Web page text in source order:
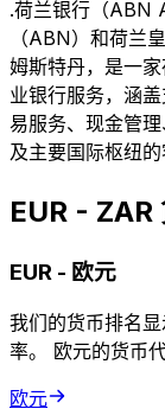
.荷兰银行（ABN
（ABN）和荷兰
姆斯特丹，是一
业银行服务，涵
易服务、现金管
及主要国际枢纽的
EUR - ZAR
EUR - 欧元
我们的货币排名
率。 欧元的货币
欧元